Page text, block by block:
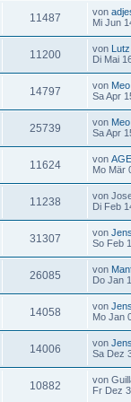
11487 von
Mi Jun
11200 von Lutz
Di Mai
14797 von Meo
Sa Apr
25739 von Meo
Sa Apr
11624 von AGE
Mo Mär
11238 von
Di Feb
31307 von Jens
So Feb
26085 von
Do Jan
14058 von Jens
Mo Jan
14006 von Jens
Sa Dez
10882 von
Fr Dez